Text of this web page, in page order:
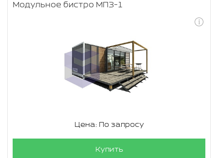
Модульное бистро МПЗ-1
Цена: По запросу
Купить